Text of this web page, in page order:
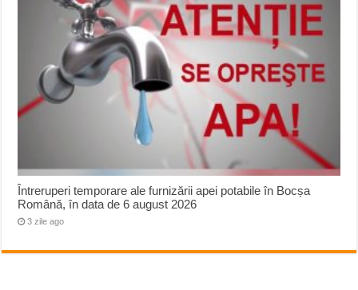
Întreruperi temporare ale furnizării apei potabile în Bocșa
Română, în data de 6 august 2026
3 zile ago